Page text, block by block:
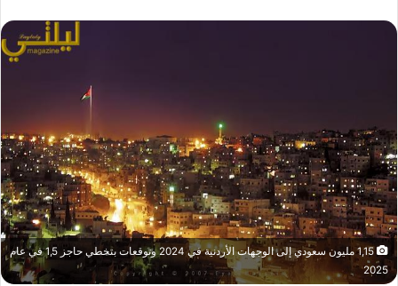
1,15 مليون سعودي إلى الوجهات الأردنية في 2024 وتوقعات بتخطي حاجز 1,5 في عام
2025